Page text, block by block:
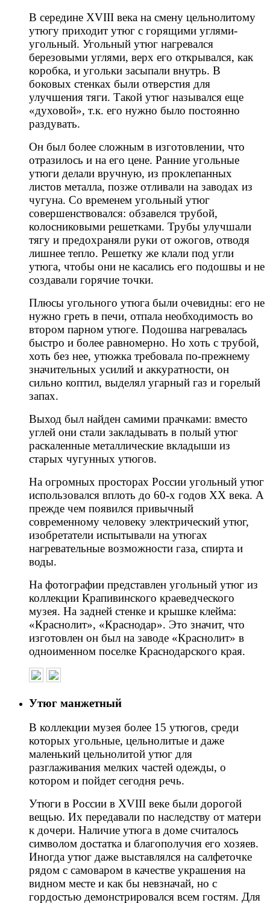
В середине ХVIII века на смену цельнолитому
утюгу приходит утюг с горящими углями-
угольный. Угольный утюг нагревался
березовыми углями, верх его открывался, как
коробка, и угольки засыпали внутрь. В
боковых стенках были отверстия для
улучшения тяги. Такой утюг назывался еще
«духовой», т.к. его нужно было постоянно
раздувать.
Он был более сложным в изготовлении, что
отразилось и на его цене. Ранние угольные
утюги делали вручную, из проклепанных
листов металла, позже отливали на заводах из
чугуна. Со временем угольный утюг
совершенствовался: обзавелся трубой,
колосниковыми решетками. Трубы улучшали
тягу и предохраняли руки от ожогов, отводя
лишнее тепло. Решетку же клали под угли
утюга, чтобы они не касались его подошвы и не
создавали горячие точки.
Плюсы угольного утюга были очевидны: его не
нужно греть в печи, отпала необходимость во
втором парном утюге. Подошва нагревалась
быстро и более равномерно. Но хоть с трубой,
хоть без нее, утюжка требовала по-прежнему
значительных усилий и аккуратности, он
сильно коптил, выделял угарный газ и горелый
запах.
Выход был найден самими прачками: вместо
углей они стали закладывать в полый утюг
раскаленные металлические вкладыши из
старых чугунных утюгов.
На огромных просторах России угольный утюг
использовался вплоть до 60-х годов ХХ века. А
прежде чем появился привычный
современному человеку электрический утюг,
изобретатели испытывали на утюгах
нагревательные возможности газа, спирта и
воды.
На фотографии представлен угольный утюг из
коллекции Крапивинского краеведческого
музея. На задней стенке и крышке клейма:
«Краснолит», «Краснодар». Это значит, что
изготовлен он был на заводе «Краснолит» в
одноименном поселке Краснодарского края.
Утюг манжетный
В коллекции музея более 15 утюгов, среди
которых угольные, цельнолитые и даже
маленький цельнолитой утюг для
разглаживания мелких частей одежды, о
котором и пойдет сегодня речь.
Утюги в России в XVIII веке были дорогой
вещью. Их передавали по наследству от матери
к дочери. Наличие утюга в доме считалось
символом достатка и благополучия его хозяев.
Иногда утюг даже выставлялся на салфеточке
рядом с самоваром в качестве украшения на
видном месте и как бы невзначай, но с
гордостью демонстрировался всем гостям. Для